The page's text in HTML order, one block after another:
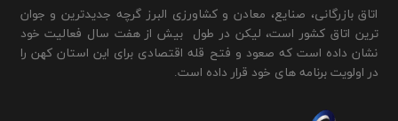
اتاق بازرگانی، صنایع، معادن و کشاورزی البرز گرچه جدیدترین و جوان
ترین اتاق کشور است، لیکن در طول بیش از هفت سال فعالیت خود
نشان داده است که صعود و فتح قله اقتصادی برای این استان کهن را
در اولویت برنامه های خود قرار داده است.